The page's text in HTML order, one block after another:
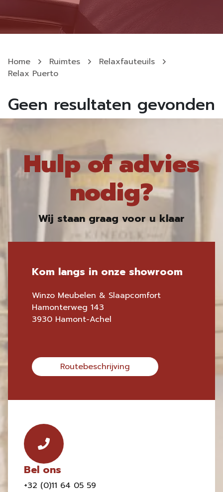
Home Ruimtes
Relaxfauteuils
Relax Puerto
Geen resultaten gevonden
Hulp of advies
nodig?
Wij staan graag voor u klaar
Kom langs in onze showroom
Winzo Meubelen & Slaapcomfort
Hamonterweg 143
3930 Hamont-Achel
Routebeschrijving
Bel ons
+32 (0)11 64 05 59